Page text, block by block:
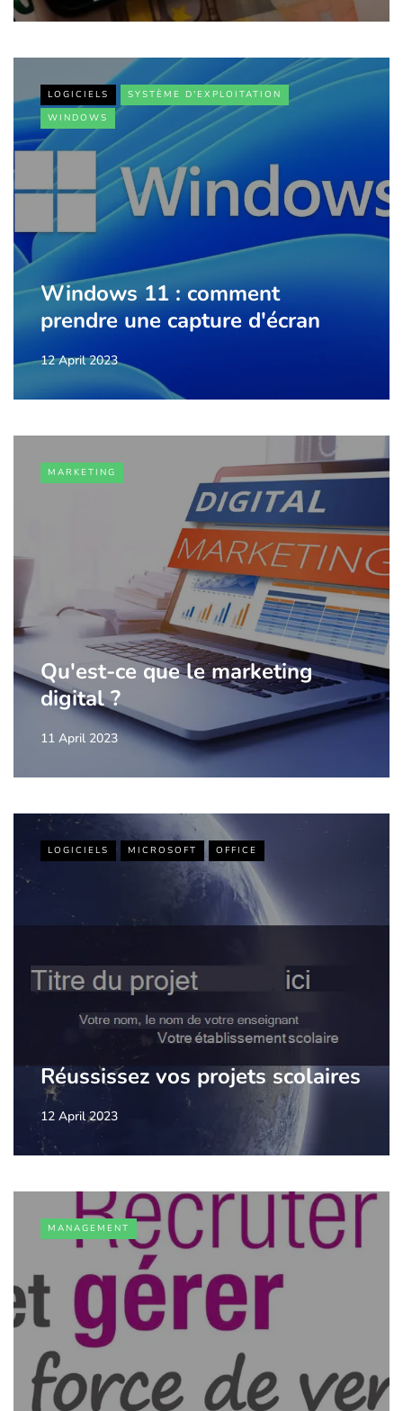
LOGICIELS
SYSTÈME D'EXPLOITATION
WINDOWS
Windows 11 : comment
prendre une capture d'écran
12 April 2023
MARKETING
Qu'est-ce que le marketing
digital ?
11 April 2023
LOGICIELS MICROSOFT OFFICE
Réussissez vos projets scolaires
12 April 2023
MANAGEMENT